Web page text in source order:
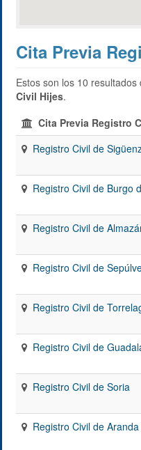
Cita Previa
Estos son los 10
Civil Hijes.
Cita Previa Registro
Registro Civil de
Registro Civil de Burgo
Registro Civil de
Registro Civil de
Registro Civil de
Registro Civil de
Registro Civil de Soria
Registro Civil de